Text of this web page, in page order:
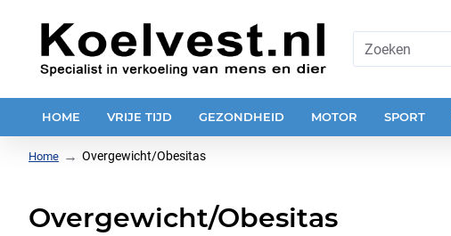
HOME VRIJE TIJD GEZONDHEID MOTOR SPORT
Home Overgewicht/Obesitas
Overgewicht/Obesitas